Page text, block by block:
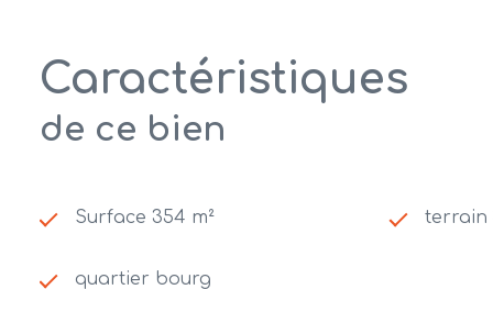
Caractéristiques
de ce bien
Surface 354 m² terrain
quartier bourg